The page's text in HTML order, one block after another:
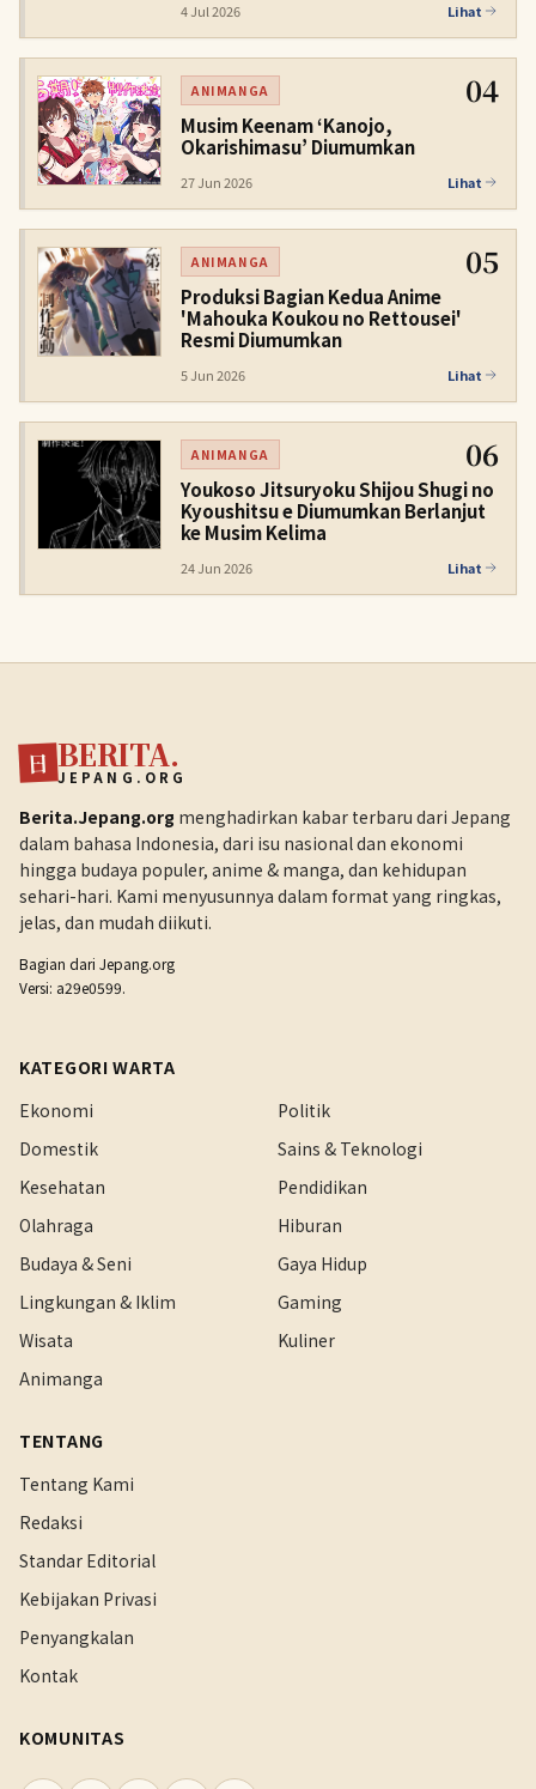
4 Jul 2026 Lihat
ANIMANGA 04
Musim Keenam ‘Kanojo,
Okarishimasu’ Diumumkan
27 Jun 2026 Lihat
ANIMANGA 05
Produksi Bagian Kedua Anime
'Mahouka Koukou no Rettousei'
Resmi Diumumkan
5 Jun 2026 Lihat
ANIMANGA 06
Youkoso Jitsuryoku Shijou Shugi no
Kyoushitsu e Diumumkan Berlanjut
ke Musim Kelima
24 Jun 2026 Lihat
日 BERITA.
JEPANG.ORG
Berita.Jepang.org menghadirkan kabar terbaru dari Jepang
dalam bahasa Indonesia, dari isu nasional dan ekonomi
hingga budaya populer, anime & manga, dan kehidupan
sehari-hari. Kami menyusunnya dalam format yang ringkas,
jelas, dan mudah diikuti.
Bagian dari Jepang.org
Versi: a29e0599.
KATEGORI WARTA
Ekonomi
Politik
Domestik
Sains & Teknologi
Kesehatan
Pendidikan
Olahraga
Hiburan
Budaya & Seni
Gaya Hidup
Lingkungan & Iklim
Gaming
Wisata
Kuliner
Animanga
TENTANG
Tentang Kami
Redaksi
Standar Editorial
Kebijakan Privasi
Penyangkalan
Kontak
KOMUNITAS